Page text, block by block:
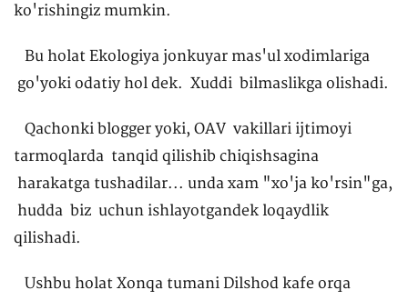
ko'rishingiz mumkin.
Bu holat Ekologiya jonkuyar mas'ul xodimlariga
go'yoki odatiy hol dek. Xuddi bilmaslikga olishadi.
Qachonki blogger yoki, OAV vakillari ijtimoyi
tarmoqlarda tanqid qilishib chiqishsagina
harakatga tushadilar... unda xam "xo'ja ko'rsin"ga,
hudda biz uchun ishlayotgandek loqaydlik
qilishadi.
Ushbu holat Xonqa tumani Dilshod kafe orqa